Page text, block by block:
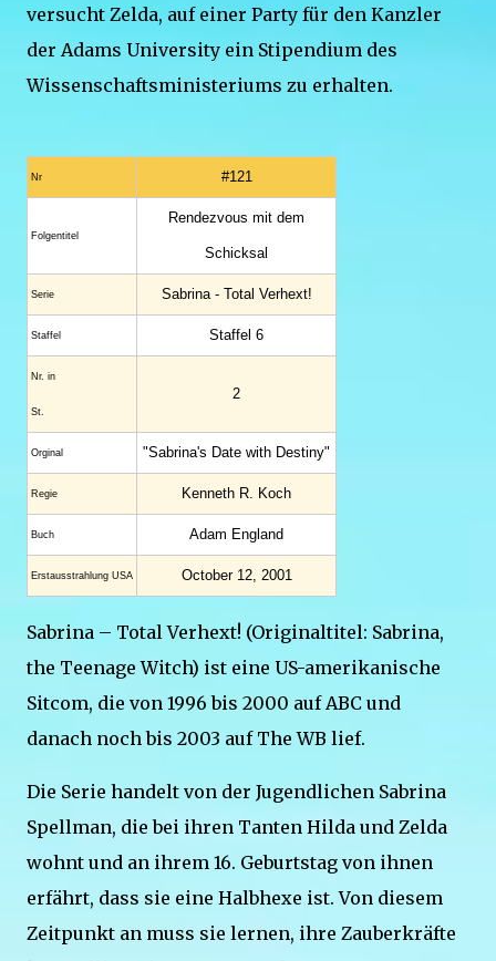
versucht Zelda, auf einer Party für den Kanzler
der Adams University ein Stipendium des
Wissenschaftsministeriums zu erhalten.
Nr #121
Folgentitel
Rendezvous mit dem
Schicksal
Serie Sabrina - Total Verhext!
Staffel Staffel 6
Nr. in
St.
2
Orginal "Sabrina's Date with Destiny"
Regie Kenneth R. Koch
Buch Adam England
Erstaus­strahlung USA October 12, 2001
Sabrina – Total Verhext! (Originaltitel: Sabrina,
the Teenage Witch) ist eine US-amerikanische
Sitcom, die von 1996 bis 2000 auf ABC und
danach noch bis 2003 auf The WB lief.
Die Serie handelt von der Jugendlichen Sabrina
Spellman, die bei ihren Tanten Hilda und Zelda
wohnt und an ihrem 16. Geburtstag von ihnen
erfährt, dass sie eine Halbhexe ist. Von diesem
Zeitpunkt an muss sie lernen, ihre Zauberkräfte